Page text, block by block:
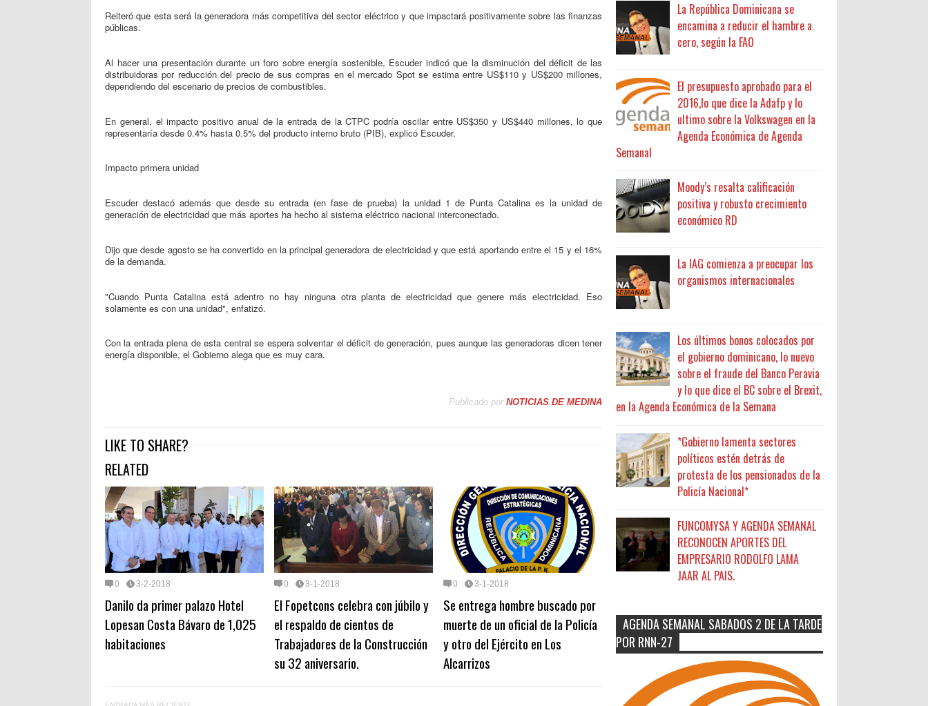
Reiteró que esta será la generadora más competitiva del sector eléctrico y que impactará positivamente sobre las finanzas
públicas.
Al hacer una presentación durante un foro sobre energía sostenible, Escuder indicó que la disminución del déficit de las
distribuidoras por reducción del precio de sus compras en el mercado Spot se estima entre US$110 y US$200 millones,
dependiendo del escenario de precios de combustibles.
En general, el impacto positivo anual de la entrada de la CTPC podría oscilar entre US$350 y US$440 millones, lo que
representaría desde 0.4% hasta 0.5% del producto interno bruto (PIB), explicó Escuder.
Impacto primera unidad
Escuder destacó además que desde su entrada (en fase de prueba) la unidad 1 de Punta Catalina es la unidad de
generación de electricidad que más aportes ha hecho al sistema eléctrico nacional interconectado.
Dijo que desde agosto se ha convertido en la principal generadora de electricidad y que está aportando entre el 15 y el 16%
de la demanda.
"Cuando Punta Catalina está adentro no hay ninguna otra planta de electricidad que genere más electricidad. Eso
solamente es con una unidad", enfatizó.
Con la entrada plena de esta central se espera solventar el déficit de generación, pues aunque las generadoras dicen tener
energía disponible, el Gobierno alega que es muy cara.
Publicado por NOTICIAS DE MEDINA
LIKE TO SHARE?
RELATED
0 3-2-2018
Danilo da primer palazo Hotel
Lopesan Costa Bávaro de 1,025
habitaciones
0 3-1-2018
El Fopetcons celebra con júbilo y
el respaldo de cientos de
Trabajadores de la Construcción
su 32 aniversario.
0 3-1-2018
Se entrega hombre buscado por
muerte de un oficial de la Policía
y otro del Ejército en Los
Alcarrizos
La República Dominicana se
encamina a reducir el hambre a
cero, según la FAO
El presupuesto aprobado para el
2016,lo que dice la Adafp y lo
ultimo sobre la Volkswagen en la
Agenda Económica de Agenda
Semanal
Moody’s resalta calificación
positiva y robusto crecimiento
económico RD
La IAG comienza a preocupar los
organismos internacionales
Los últimos bonos colocados por
el gobierno dominicano, lo nuevo
sobre el fraude del Banco Peravia
y lo que dice el BC sobre el Brexit,
en la Agenda Económica de la Semana
*Gobierno lamenta sectores
políticos estén detrás de
protesta de los pensionados de la
Policía Nacional*
FUNCOMYSA Y AGENDA SEMANAL
RECONOCEN APORTES DEL
EMPRESARIO RODOLFO LAMA
JAAR AL PAIS.
AGENDA SEMANAL SABADOS 2 DE LA TARDE
POR RNN-27